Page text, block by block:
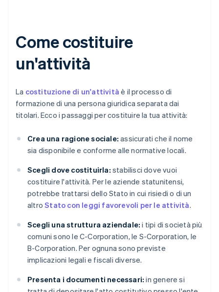
Come costituire
un'attività
La costituzione di un'attività è il processo di
formazione di una persona giuridica separata dai
titolari. Ecco i passaggi per costituire la tua attività:
Crea una ragione sociale: assicurati che il nome
sia disponibile e conforme alle normative locali.
Scegli dove costituirla: stabilisci dove vuoi
costituire l'attività. Per le aziende statunitensi,
potrebbe trattarsi dello Stato in cui risiedi o di un
altroStato con leggi favorevoli per le attività.
Scegli una struttura aziendale: i tipi di società più
comuni sono le C-Corporation, le S-Corporation, le
B-Corporation. Per ognuna sono previste
implicazioni legali e fiscali diverse.
Presenta i documenti necessari: in genere si